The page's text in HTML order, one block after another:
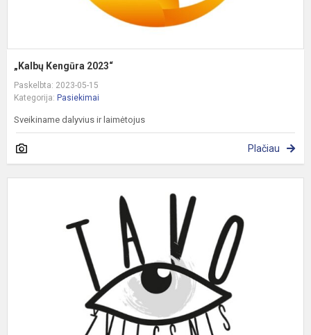
„Kalbų Kengūra 2023“
Paskelbta: 2023-05-15
Kategorija: Pasiekimai
Sveikiname dalyvius ir laimėtojus
Plačiau